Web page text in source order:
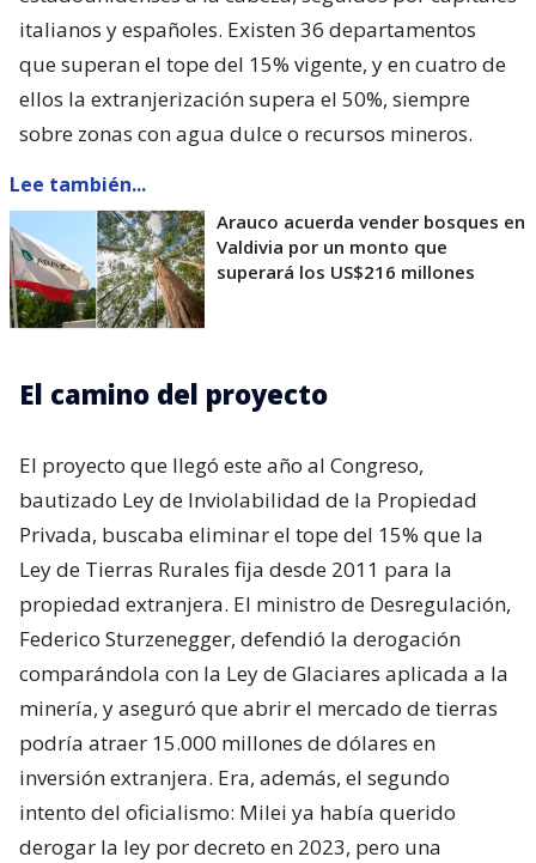
italianos y españoles. Existen 36 departamentos
que superan el tope del 15% vigente, y en cuatro de
ellos la extranjerización supera el 50%, siempre
sobre zonas con agua dulce o recursos mineros.
Lee también...
Arauco acuerda vender bosques en
Valdivia por un monto que
superará los US$216 millones
El camino del proyecto
El proyecto que llegó este año al Congreso,
bautizado Ley de Inviolabilidad de la Propiedad
Privada, buscaba eliminar el tope del 15% que la
Ley de Tierras Rurales fija desde 2011 para la
propiedad extranjera. El ministro de Desregulación,
Federico Sturzenegger, defendió la derogación
comparándola con la Ley de Glaciares aplicada a la
minería, y aseguró que abrir el mercado de tierras
podría atraer 15.000 millones de dólares en
inversión extranjera. Era, además, el segundo
intento del oficialismo: Milei ya había querido
derogar la ley por decreto en 2023, pero una